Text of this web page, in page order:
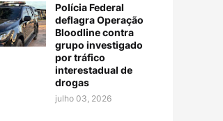
Polícia Federal
deflagra Operação
Bloodline contra
grupo investigado
por tráfico
interestadual de
drogas
julho 03, 2026